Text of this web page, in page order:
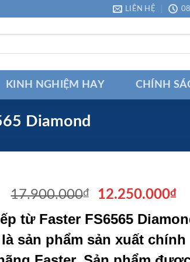
LIÊN HỆ
KINH NGHIỆM HAY CHÍNH
Diamond
17.900.000₫
Giá
là:
17.900.000₫.
12.250.000₫Giá
là:
từ Faster FS6565
là sản phẩm sản xuất chính